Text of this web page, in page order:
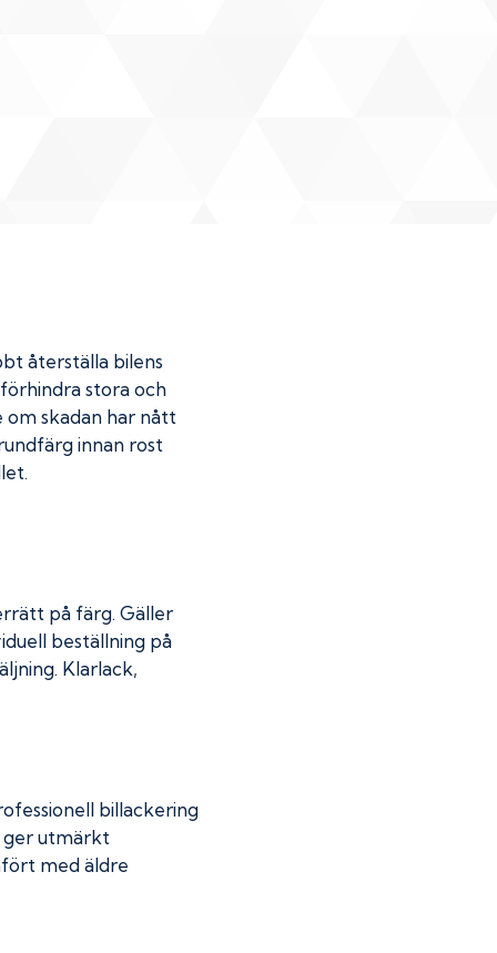
återställa bilens
stora och
skadan har nått
innan rost
på färg. Gäller
beställning på
Klarlack,
billackering
ger utmärkt
med äldre